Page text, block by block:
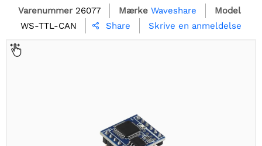
Varenummer 26077 Mærke Waveshare
Model
WS-TTL-CAN
 Share Skrive en anmeldelse